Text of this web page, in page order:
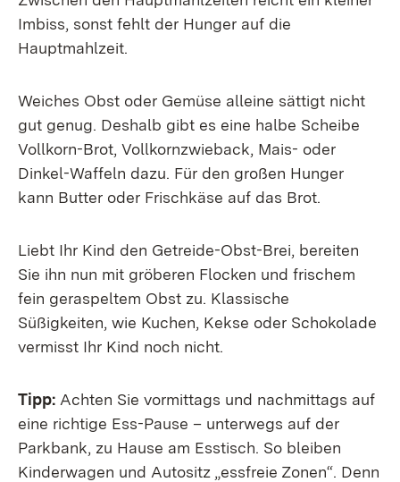
Imbiss, sonst fehlt der Hunger auf die
Hauptmahlzeit.
Weiches Obst oder Gemüse alleine sättigt nicht
gut genug. Deshalb gibt es eine halbe Scheibe
Vollkorn-Brot, Vollkornzwieback, Mais- oder
Dinkel-Waffeln dazu. Für den großen Hunger
kann Butter oder Frischkäse auf das Brot.
Liebt Ihr Kind den Getreide-Obst-Brei, bereiten
Sie ihn nun mit gröberen Flocken und frischem
fein geraspeltem Obst zu. Klassische
Süßigkeiten, wie Kuchen, Kekse oder Schokolade
vermisst Ihr Kind noch nicht.
Tipp: Achten Sie vormittags und nachmittags auf
eine richtige Ess-Pause – unterwegs auf der
Parkbank, zu Hause am Esstisch. So bleiben
Kinderwagen und Autositz „essfreie Zonen“. Denn